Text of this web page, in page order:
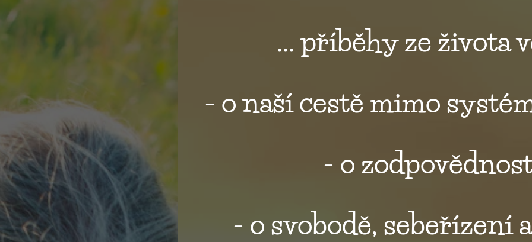
... příběhy ze života
- o naší cestě mimo
- o
- o svobodě,